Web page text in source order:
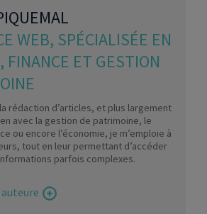
WEB, SPÉCIALISÉE EN
FINANCE ET GESTION
rédaction d’articles, et plus largement
avec la gestion de patrimoine, le
ou encore l’économie, je m’emploie à
tout en leur permettant d’accéder
parfois complexes.